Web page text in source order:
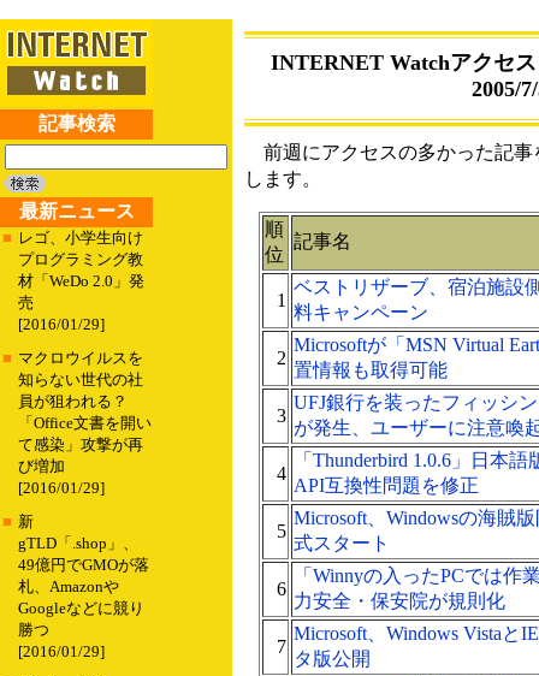
記事検索
最新ニュース
■ レゴ、小学生向け
プログラミング教
材「WeDo 2.0」発
売
[2016/01/29]
■ マクロウイルスを
知らない世代の社
員が狙われる？
「Office文書を開い
て感染」攻撃が再
び増加
[2016/01/29]
■ 新
gTLD「.shop」、
49億円でGMOが落
札、Amazonや
Googleなどに競り
勝つ
[2016/01/29]
INTERNET Watchアクセ
2005/
前週にアクセスの多かった記事
します。
順
位
記事名
1
ベストリザーブ、宿泊施設
料キャンペーン
2
Microsoftが「MSN Virtual
置情報も取得可能
3
UFJ銀行を装ったフィッシ
が発生、ユーザーに注意喚
4
「Thunderbird 1.0.6」日本
API互換性問題を修正
5
Microsoft、Windowsの海賊
式スタート
6
「Winnyの入ったPCでは作
力安全・保安院が規則化
7
Microsoft、Windows Vistaと
タ版公開